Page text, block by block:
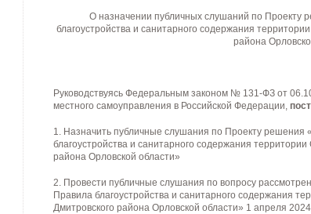
О назначении публичных слушаний по Проекту
благоустройства и санитарного содержания
района
Руководствуясь Федеральным законом № 131-ФЗ от
местного самоуправления в Российской Федерации,
1. Назначить публичные слушания по Проекту решения
благоустройства и санитарного содержания
района Орловской области»
2. Провести публичные слушания по вопросу
Правила благоустройства и санитарного содержания
Дмитровского района Орловской области» 1 апреля